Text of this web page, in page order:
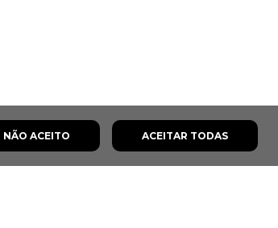
NÃO ACEITO ACEITAR TODAS